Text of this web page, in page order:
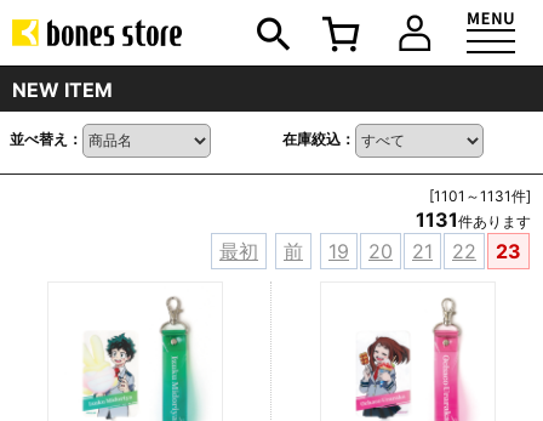
NEW ITEM
並べ替え： 在庫絞込：
[1101～1131件]
1131件あります
最初 前 19 20 21 22 23